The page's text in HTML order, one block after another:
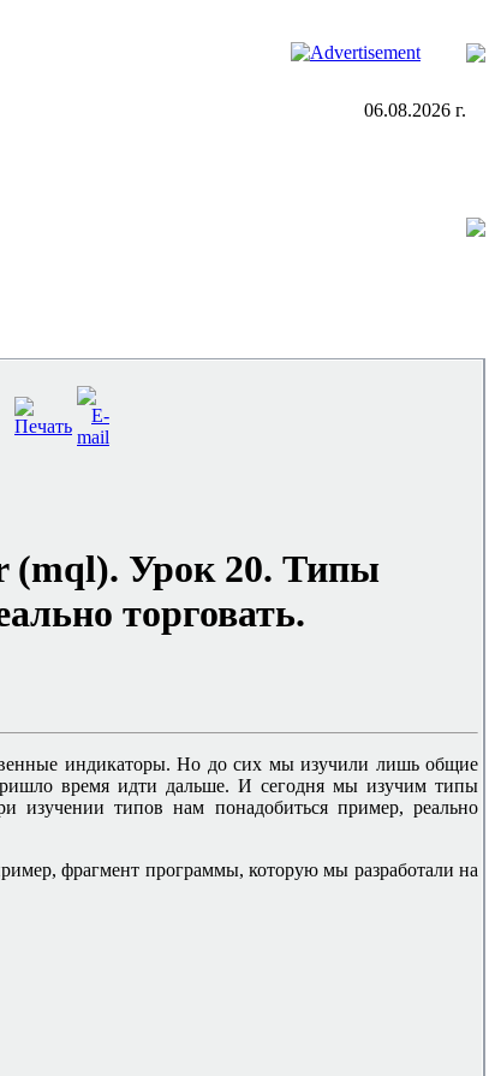
06.08.2026 г.
(mql). Урок 20. Типы
торговать.
индикаторы. Но до сих мы изучили лишь общие
время идти дальше. И сегодня мы изучим типы
изучении типов нам понадобиться пример, реально
фрагмент программы, которую мы разработали на